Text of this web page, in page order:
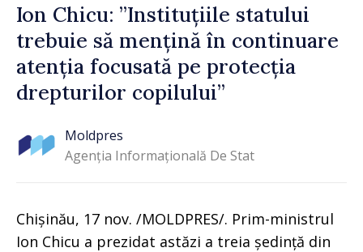
Ion Chicu: ”Instituțiile statului
trebuie să mențină în continuare
atenția focusată pe protecția
drepturilor copilului”
Moldpres
Agenția Informațională De Stat
Chișinău, 17 nov. /MOLDPRES/. Prim-ministrul
Ion Chicu a prezidat astăzi a treia ședință din